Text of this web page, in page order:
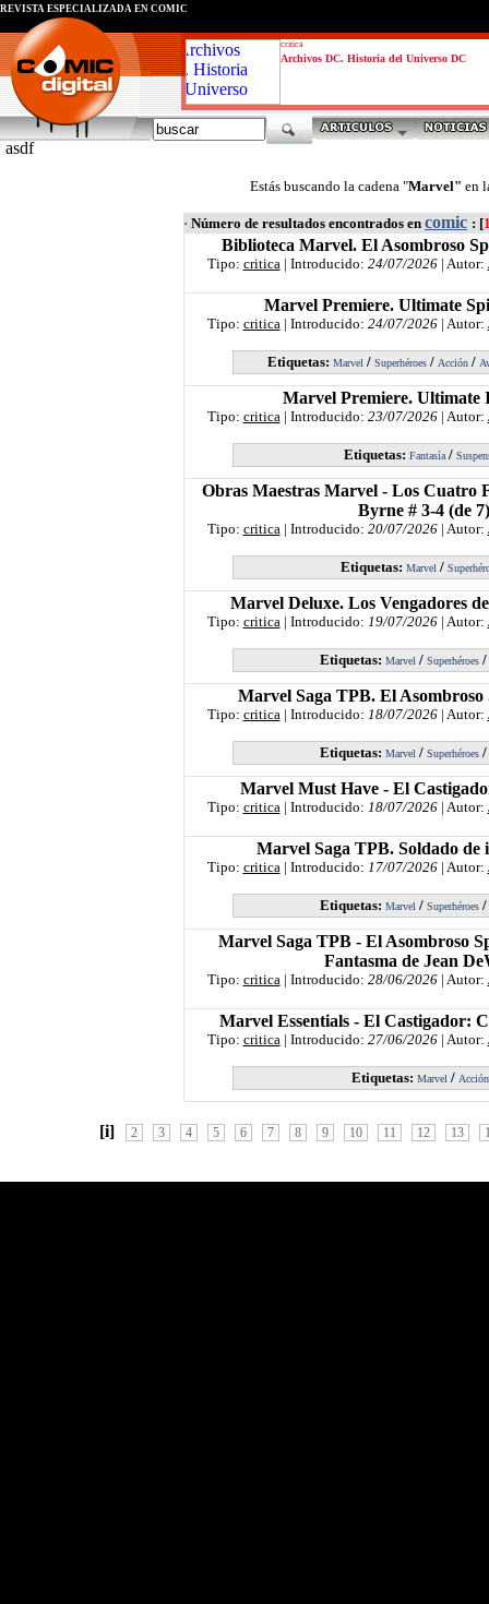
critica
Archivos DC. Historia del Universo DC
REVISTA ESPECIALIZADA EN CÓMIC
asdf
Estás buscando la cadena "Marvel" en
· Número de resultados encontrados en comic : [
Biblioteca Marvel. El Asombroso
Tipo: critica| Introducido: 24/07/2026| Autor:
Marvel Premiere. Ultimate
Tipo: critica| Introducido: 24/07/2026| Autor:
Etiquetas: Marvel/ Superhéroes/ Acción/
Marvel Premiere. Ultimate
Tipo: critica| Introducido: 23/07/2026| Autor:
Etiquetas: Fantasía/
Obras Maestras Marvel - Los Cuatro
Byrne # 3-4 (de 7)
Tipo: critica| Introducido: 20/07/2026| Autor:
Etiquetas: Marvel/
Marvel Deluxe. Los Vengadores
Tipo: critica| Introducido: 19/07/2026| Autor:
Etiquetas: Marvel/ Superhéroes/
Marvel Saga TPB. El Asombroso
Tipo: critica| Introducido: 18/07/2026| Autor:
Etiquetas: Marvel/ Superhéroes/
Marvel Must Have - El
Tipo: critica| Introducido: 18/07/2026| Autor:
Marvel Saga TPB. Soldado de
Tipo: critica| Introducido: 17/07/2026| Autor:
Etiquetas: Marvel/ Superhéroes/
Marvel Saga TPB - El Asombroso
Fantasma de Jean
Tipo: critica| Introducido: 28/06/2026| Autor:
Marvel Essentials - El Castigador:
Tipo: critica| Introducido: 27/06/2026| Autor:
Etiquetas: Marvel/ Acción
[i] 2 3 4 5 6 7 8 9 10 11 12 13